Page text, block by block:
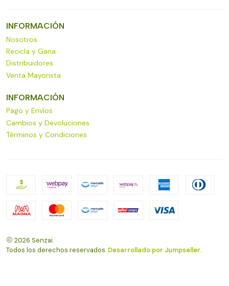
INFORMACIÓN
Nosotros
Recicla y Gana
Distribuidores
Venta Mayorista
INFORMACIÓN
Pago y Envíos
Cambios y Devoluciones
Términos y Condiciones
2026 Senzai.
Todos los derechos reservados. Desarrollado por Jumpseller.